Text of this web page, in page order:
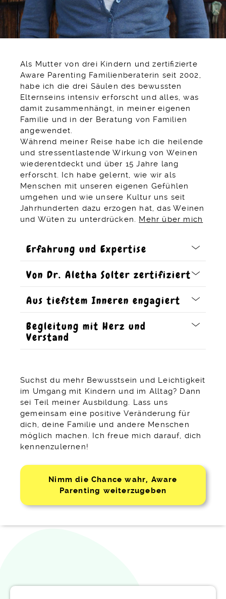
Als Mutter von drei Kindern und zertifizierte
Aware Parenting Familienberaterin seit 2002,
habe ich die drei Säulen des bewussten
Elternseins intensiv erforscht und alles, was
damit zusammenhängt, in meiner eigenen
Familie und in der Beratung von Familien
angewendet.
Während meiner Reise habe ich die heilende
und stressentlastende Wirkung von Weinen
wiederentdeckt und über 15 Jahre lang
erforscht. Ich habe gelernt, wie wir als
Menschen mit unseren eigenen Gefühlen
umgehen und wie unsere Kultur uns seit
Jahrhunderten dazu erzogen hat, das Weinen
und Wüten zu unterdrücken. Mehr über mich
Erfahrung und Expertise​
Von Dr. Aletha Solter zertifiziert
Aus tiefstem Inneren engagiert
Begleitung mit Herz und
Verstand
Suchst du mehr Bewusstsein und Leichtigkeit
im Umgang mit Kindern und im Alltag? Dann
sei Teil meiner Ausbildung. Lass uns
gemeinsam eine positive Veränderung für
dich, deine Familie und andere Menschen
möglich machen. Ich freue mich darauf, dich
kennenzulernen!
Nimm die Chance wahr, Aware
Parenting weiterzugeben